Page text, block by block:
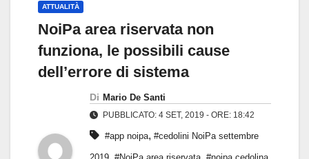
ATTUALITÀ
NoiPa area riservata non
funziona, le possibili cause
dell’errore di sistema
Di Mario De Santi
PUBBLICATO: 4 SET, 2019 - ORE: 18:42
#app noipa, #cedolini NoiPa settembre